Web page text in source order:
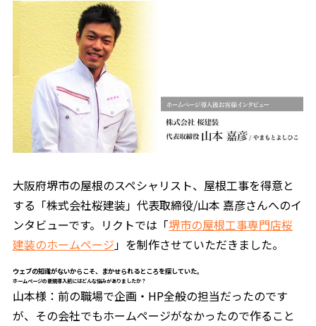
大阪府堺市の屋根のスペシャリスト、屋根工事を得意と
する「株式会社桜建装」代表取締役/山本 嘉彦さんへのイ
ンタビューです。リクトでは「堺市の屋根工事専門店桜
建装のホームページ」を制作させていただきました。
ウェブの知識がないからこそ、まかせられるところを探していた。
ホームページの新規導入前にはどんな悩みがありましたか？
山本様：前の職場で企画・HP全般の担当だったのです
が、その会社でもホームページがなかったので作ること